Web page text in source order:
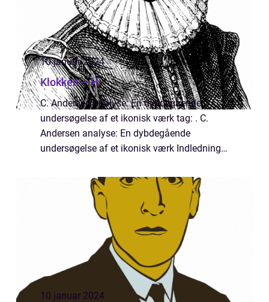
10 januar 2024
Klokken – H
C. Andersen analyse: En dybdegående
undersøgelse af et ikonisk værk tag: . C.
Andersen analyse: En dybdegående
undersøgelse af et ikonisk værk Indledning: I
Andersens berømte eventyr “Klokken” og
10 januar 2024